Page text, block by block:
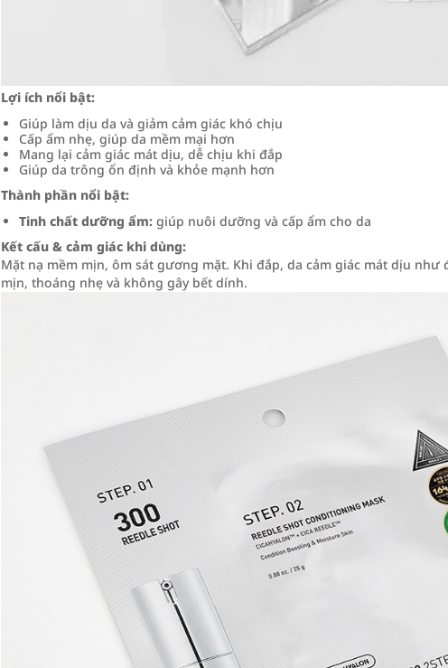
Lợi ích nổi bật:
Giúp làm dịu da và giảm cảm giác khó chịu
Cấp ẩm nhẹ, giúp da mềm mại hơn
Mang lại cảm giác mát dịu, dễ chịu khi đắp
Giúp da trông ổn định và khỏe mạnh hơn
Thành phần nổi bật:
Tinh chất dưỡng ẩm: giúp nuôi dưỡng và cấp ẩm cho da
Kết cấu & cảm giác khi dùng:
Mặt nạ mềm mịn, ôm sát gương mặt. Khi đắp, da cảm giác mát dịu
mịn, thoáng nhẹ và không gây bết dính.